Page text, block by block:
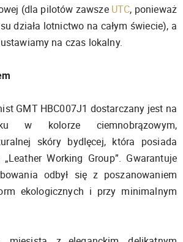
(dla pilotów zawsze UTC, ponieważ
działa lotnictwo na całym świecie), a
na czas lokalny.
GMT HBC007J1 dostarczany jest na
w kolorze ciemnobrązowym,
skóry bydlęcej, która posiada
Working Group”. Gwarantuje
odbył się z poszanowaniem
ekologicznych i przy minimalnym